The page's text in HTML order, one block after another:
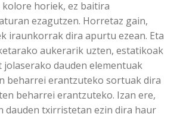
horiek, ez baitira
ezagutzen. Horretaz gain,
iraunkorrak dira apurtu ezean. Eta
aukerarik uzten, estatikoak
jolaserako dauden elementuak
beharrei erantzuteko sortuak dira
beharrei erantzuteko. Izan ere,
dauden txirristetan ezin dira haur